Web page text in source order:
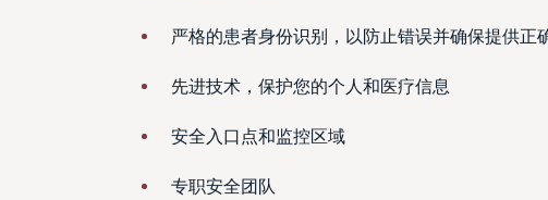
严格的患者身份识别，以防止错误并确保提供正
先进技术，保护您的个人和医疗信息
安全入口点和监控区域
专职安全团队